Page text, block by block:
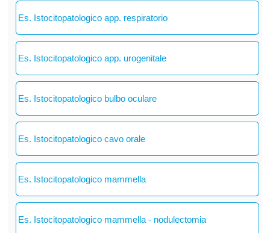
Es. Istocitopatologico app. respiratorio
Es. Istocitopatologico app. urogenitale
Es. Istocitopatologico bulbo oculare
Es. Istocitopatologico cavo orale
Es. Istocitopatologico mammella
Es. Istocitopatologico mammella - nodulectomia